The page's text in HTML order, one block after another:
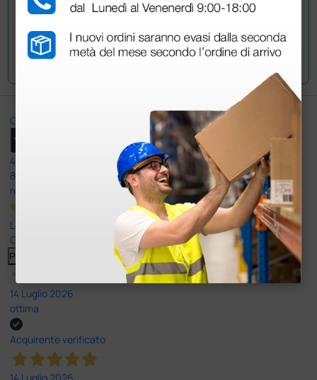
Invia la tua domanda
Ottimo
4,6
8.330
recensioni
Le nostre recensioni a 4 e 5 stelle.
Clicca qui per leggerle tutte >
Precedente
Successivo
14 Luglio 2026
ottima
Acquirente verificato